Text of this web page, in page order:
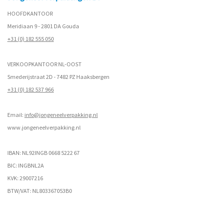
HOOFDKANTOOR
Meridiaan 9 - 2801 DA Gouda
+31 (0) 182 555 050
VERKOOPKANTOOR NL-OOST
Smederijstraat 2D - 7482 PZ Haaksbergen
+31 (0) 182 537 966
Email: info@jongeneelverpakking.nl
www.jongeneelverpakking.nl
IBAN: NL92INGB 0668 5222 67
BIC: INGBNL2A
KVK: 29007216
BTW/VAT: NL803367053B0